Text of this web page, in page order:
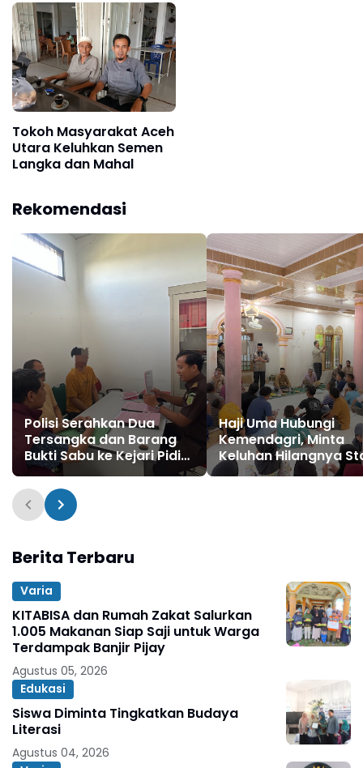
Tingkeum Segera
Ditindaklanjuti
Tokoh Masyarakat Aceh
Utara Keluhkan Semen
Langka dan Mahal
Rekomendasi
Polisi Serahkan Dua
Tersangka dan Barang
Bukti Sabu ke Kejari Pidie
Jaya
Haji Uma Hubungi
Kemendagri, Minta
Keluhan Hilangnya
Gampong Alue
Berita Terbaru
Varia
KITABISA dan Rumah Zakat Salurkan
1.005 Makanan Siap Saji untuk Warga
Terdampak Banjir Pijay
Agustus 05, 2026
Edukasi
Siswa Diminta Tingkatkan Budaya
Literasi
Agustus 04, 2026